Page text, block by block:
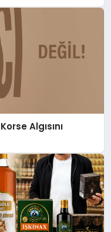
Algısını